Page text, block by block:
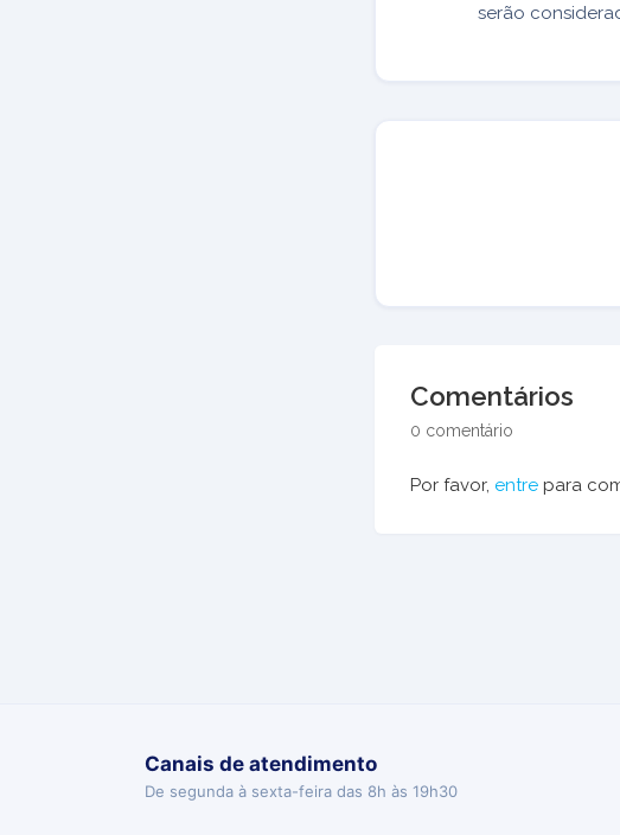
serão
Comentários
0 comentário
Por favor, entre para
Canais de atendimento
De segunda à sexta-feira das 8h às 19h30